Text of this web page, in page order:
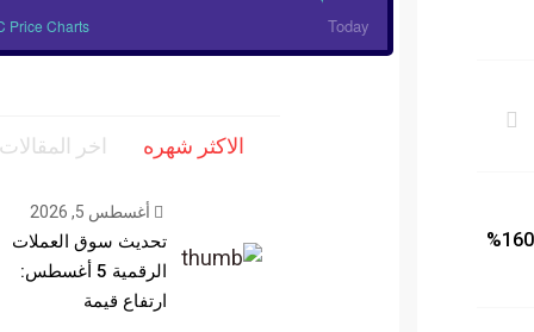
إليكم سبب قفز عملة البيتكوين بنسبة 160%
Price Charts Today
الاكثر شهره اخر
أغسطس 5, 2026
تحديث سوق العملات
الرقمية 5 أغسطس:
ارتفاع قيمة